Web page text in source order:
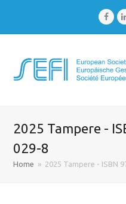
2025 Tampere -
029-8
Home » 2025 Tampere - ISBN